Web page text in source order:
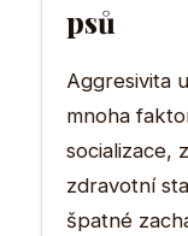
psů
Aggresivita
mnoha
socializace,
zdravotní
špatné